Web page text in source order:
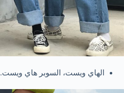
الهاي ويست، السوبر هاي ويست.